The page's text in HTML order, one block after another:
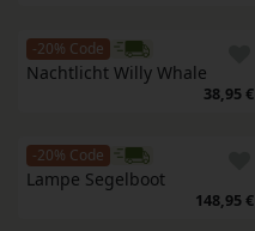
-20% Code
Nachtlicht Willy Whale
38,95 €
-20% Code
Lampe Segelboot
148,95 €